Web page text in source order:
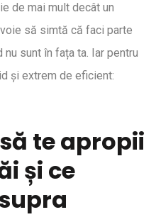
de mai mult decât un
să simtă că faci parte
nu sunt în fața ta. Iar pentru
și extrem de eficient:
te apropii
și ce